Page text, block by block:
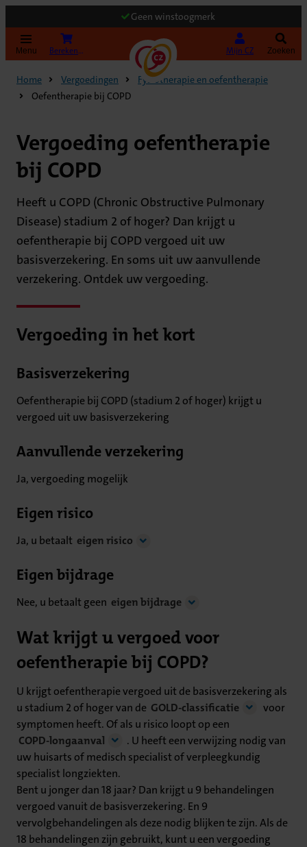
Geen winstoogmerk
Menu Bereken uw premie Mijn CZ Zoeken
Home Vergoedingen
Fysiotherapie en oefentherapie
Oefentherapie bij COPD
Vergoeding oefentherapie
bij COPD
Heeft u COPD (Chronic Obstructive Pulmonary
Disease) stadium 2 of hoger? Dan krijgt u
oefentherapie bij COPD vergoed uit uw
basisverzekering. En soms uit uw aanvullende
verzekering. Ontdek uw vergoeding.
Vergoeding in het kort
Basisverzekering
Oefentherapie bij COPD (stadium 2 of hoger) krijgt u
vergoed uit uw basisverzekering
Aanvullende verzekering
Ja, vergoeding mogelijk
Eigen risico
Ja, u betaalt eigen risico
Eigen bijdrage
Nee, u betaalt geen eigen bijdrage
Wat krijgt u vergoed voor
oefentherapie bij COPD?
U krijgt oefentherapie vergoed uit de basisverzekering als
u stadium 2 of hoger van de GOLD-classificatie
voor
symptomen heeft. Of als u risico loopt op een
COPD-longaanval
. U heeft een verwijzing nodig van
uw huisarts of medisch specialist of verpleegkundig
specialist longziekten.
Bent u jonger dan 18 jaar? Dan krijgt u 9 behandelingen
vergoed vanuit de basisverzekering. En 9
vervolgbehandelingen als deze nodig blijken te zijn. Als de
18 behandelingen zijn gebruikt, kunt u een vergoeding